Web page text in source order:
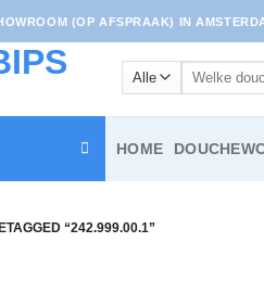
(OP AFSPRAAK) IN
Zoeken
HOME
“242.999.00.1”